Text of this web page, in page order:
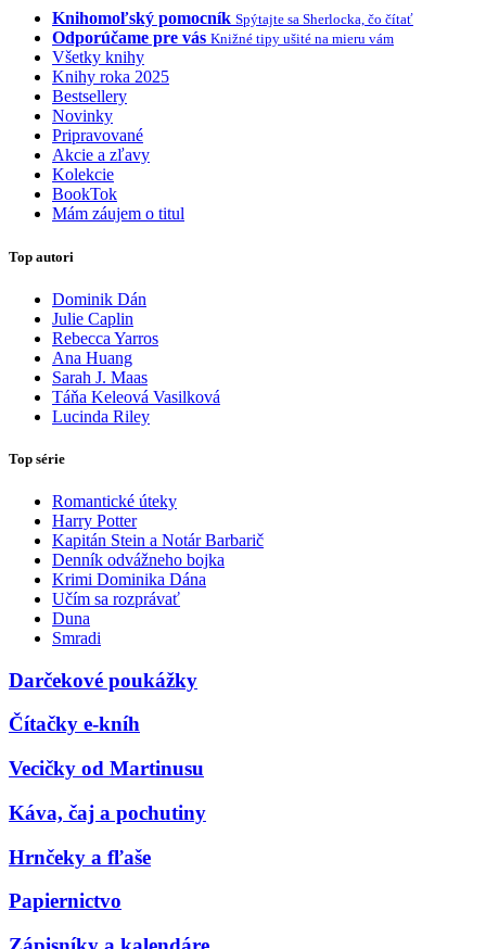
Knihomoľský pomocník Spýtajte sa Sherlocka, čo čítať
Odporúčame pre vás Knižné tipy ušité na mieru vám
Všetky knihy
Knihy roka 2025
Bestsellery
Novinky
Pripravované
Akcie a zľavy
Kolekcie
BookTok
Mám záujem o titul
Top autori
Dominik Dán
Julie Caplin
Rebecca Yarros
Ana Huang
Sarah J. Maas
Táňa Keleová Vasilková
Lucinda Riley
Top série
Romantické úteky
Harry Potter
Kapitán Stein a Notár Barbarič
Denník odvážneho bojka
Krimi Dominika Dána
Učím sa rozprávať
Duna
Smradi
Darčekové poukážky
Čítačky e-kníh
Vecičky od Martinusu
Káva, čaj a pochutiny
Hrnčeky a fľaše
Papiernictvo